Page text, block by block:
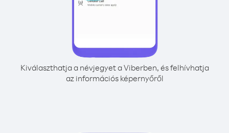
Kiválaszthatja a névjegyet a Viberben, és felhívhatja
az információs képernyőről